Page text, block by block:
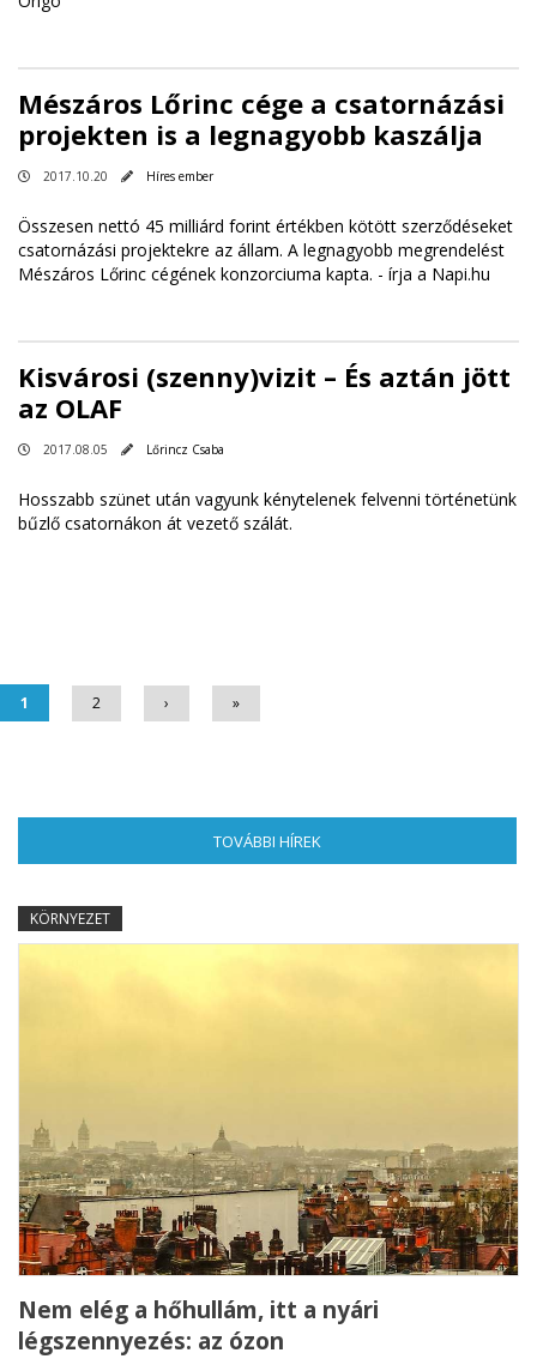
Mészáros Lőrinc cége a csatornázási
projekten is a legnagyobb kaszálja
2017.10.20 Híres ember
Összesen nettó 45 milliárd forint értékben kötött szerződéseket
csatornázási projektekre az állam. A legnagyobb megrendelést
Mészáros Lőrinc cégének konzorciuma kapta. - írja a Napi.hu
Kisvárosi (szenny)vizit – És aztán jött
az OLAF
2017.08.05 Lőrincz Csaba
Hosszabb szünet után vagyunk kénytelenek felvenni történetünk
bűzlő csatornákon át vezető szálát.
1 2 › »
TOVÁBBI HÍREK
KÖRNYEZET
Nem elég a hőhullám, itt a nyári
légszennyezés: az ózon